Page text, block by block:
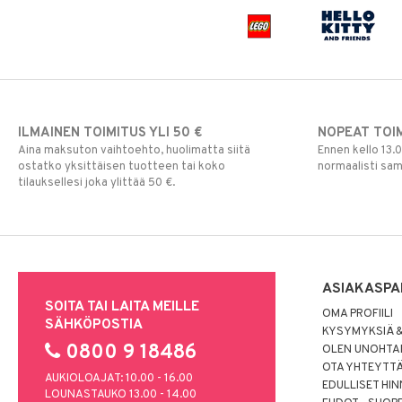
ILMAINEN TOIMITUS YLI 50 €
Aina maksuton vaihtoehto, huolimatta siitä
ostatko yksittäisen tuotteen tai koko
tilauksellesi joka ylittää 50 €.
NOPEAT
Ennen kello
normaalisti
SOITA TAI LAITA MEILLE
SÄHKÖPOSTIA
0800 9 18486
AUKIOLOAJAT: 10.00 - 16.00
LOUNASTAUKO 13.00 - 14.00
OMA PROFIILI
KYSYMYKSIÄ
OLEN
OTA
EDULLISET